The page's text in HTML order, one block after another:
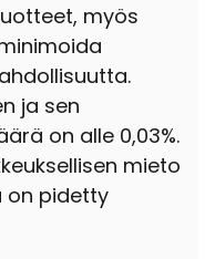
myös
ja sen
on alle 0,03%.
mieto
on pidetty